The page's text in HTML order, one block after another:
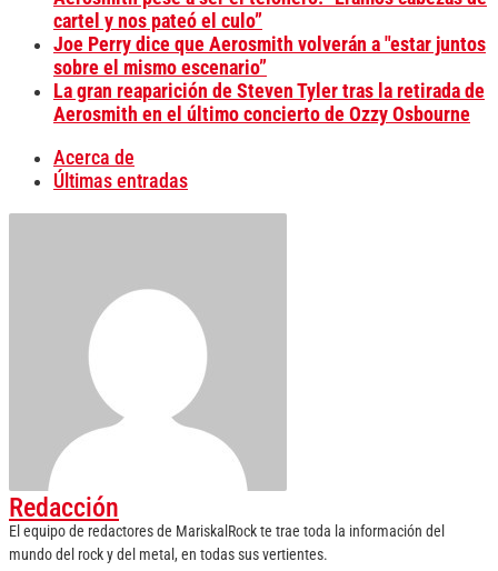
cartel y nos pateó el culo”
Joe Perry dice que Aerosmith volverán a "estar juntos
sobre el mismo escenario”
La gran reaparición de Steven Tyler tras la retirada de
Aerosmith en el último concierto de Ozzy Osbourne
Acerca de
Últimas entradas
Redacción
El equipo de redactores de MariskalRock te trae toda la información del
mundo del rock y del metal, en todas sus vertientes.